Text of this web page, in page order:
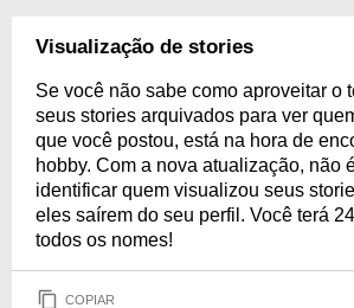
Visualização de stories
Se você não sabe como aproveitar o
seus stories arquivados para ver
que você postou, está na hora de
hobby. Com a nova atualização, não
identificar quem visualizou seus
eles saírem do seu perfil. Você terá
todos os nomes!
COPIAR